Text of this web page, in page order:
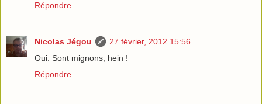
Répondre
Nicolas Jégou
27 février, 2012 15:56
Oui. Sont mignons, hein !
Répondre